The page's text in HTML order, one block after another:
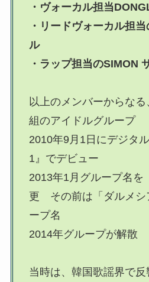
・ヴォーカル担当
・リードヴォーカル担
ル
・ラップ担当のSIMON
以上のメンバーからな
組のアイドルグループ
2010年9月1日にデジタ
1』でデビュー
2013年1月グループ名を
更 その前は「ダルメシ
ープ名
2014年グループが解散
当時は、韓国歌謡界で